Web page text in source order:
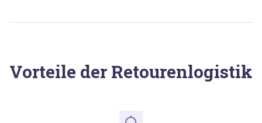
Vorteile der Retourenlogistik